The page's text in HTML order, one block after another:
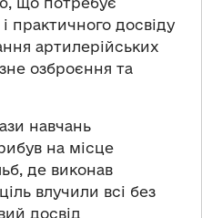
практичного досвіду
артилерійських
озброєння та
навчань
на місце
де виконав
влучили всі без
досвід